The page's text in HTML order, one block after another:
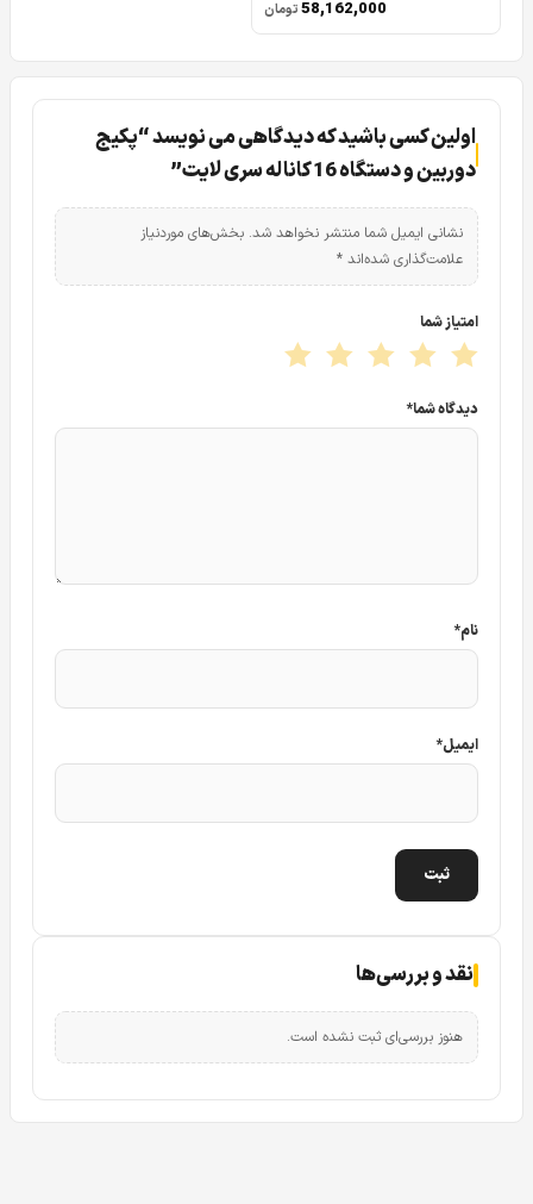
58,162,000تومان
نقد و بررسی‌ها
هنوز بررسی‌ای ثبت نشده است.
اولین کسی باشید که دیدگاهی می نویسد “پکیج
دوربین و دستگاه 16 کاناله سری لایت”
نشانی ایمیل شما منتشر نخواهد شد. بخش‌های موردنیاز
علامت‌گذاری شده‌اند *
امتیاز شما
دیدگاه شما*
نام*
ایمیل*